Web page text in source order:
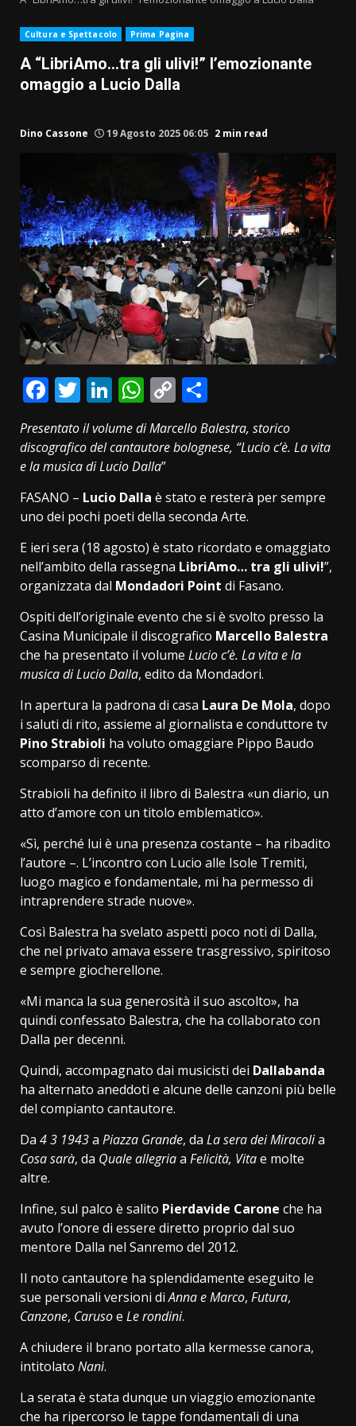
Cultura e Spettacolo Prima Pagina
A “LibriAmo…tra gli ulivi!” l’emozionante
omaggio a Lucio Dalla
Dino Cassone 19 Agosto 2025 06:05 2 min read
Facebook
Twitter
LinkedIn
WhatsApp
Copy
Link
Presentato il volume di Marcello Balestra, storico
discografico del cantautore bolognese, “Lucio c’è. La vita
e la musica di Lucio Dalla”
FASANO – Lucio Dalla è stato e resterà per sempre
uno dei pochi poeti della seconda Arte.
E ieri sera (18 agosto) è stato ricordato e omaggiato
nell’ambito della rassegna LibriAmo… tra gli ulivi!”,
organizzata dal Mondadori Point di Fasano.
Ospiti dell’originale evento che si è svolto presso la
Casina Municipale il discografico Marcello Balestra
che ha presentato il volume Lucio c’è. La vita e la
musica di Lucio Dalla, edito da Mondadori.
In apertura la padrona di casa Laura De Mola, dopo
i saluti di rito, assieme al giornalista e conduttore tv
Pino Strabioli ha voluto omaggiare Pippo Baudo
scomparso di recente.
Strabioli ha definito il libro di Balestra «un diario, un
atto d’amore con un titolo emblematico».
«Sì, perché lui è una presenza costante – ha ribadito
l’autore –. L’incontro con Lucio alle Isole Tremiti,
luogo magico e fondamentale, mi ha permesso di
intraprendere strade nuove».
Così Balestra ha svelato aspetti poco noti di Dalla,
che nel privato amava essere trasgressivo, spiritoso
e sempre giocherellone.
«Mi manca la sua generosità il suo ascolto», ha
quindi confessato Balestra, che ha collaborato con
Dalla per decenni.
Quindi, accompagnato dai musicisti dei Dallabanda
ha alternato aneddoti e alcune delle canzoni più belle
del compianto cantautore.
Da 4 3 1943a Piazza Grande, da La sera dei Miracolia
Cosa sarà, da Quale allegriaa Felicità, Vitae molte
altre.
Infine, sul palco è salito Pierdavide Carone che ha
avuto l’onore di essere diretto proprio dal suo
mentore Dalla nel Sanremo del 2012.
Il noto cantautore ha splendidamente eseguito le
sue personali versioni diAnna e Marco, Futura,
Canzone, Carusoe Le rondini.
A chiudere il brano portato alla kermesse canora,
intitolato Nanì.
La serata è stata dunque un viaggio emozionante
che ha ripercorso le tappe fondamentali di una